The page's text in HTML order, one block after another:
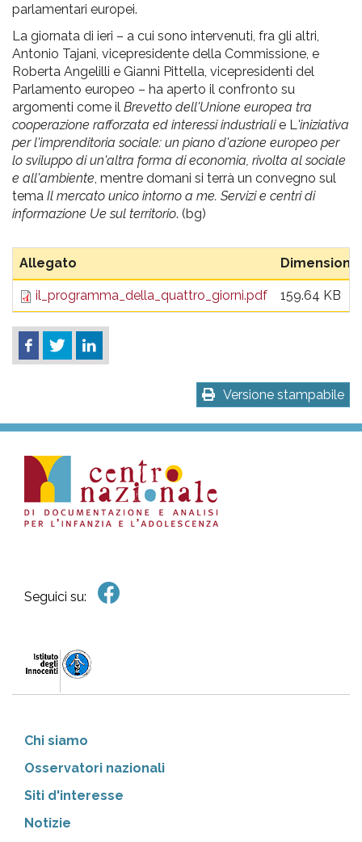
parlamentari europei.
La giornata di ieri – a cui sono intervenuti, fra gli altri,
Antonio Tajani, vicepresidente della Commissione, e
Roberta Angelilli e Gianni Pittella, vicepresidenti del
Parlamento europeo – ha aperto il confronto su
argomenti come il Brevetto dell'Unione europea tra
cooperazione rafforzata ed interessi industrialie L'iniziativa
per l'imprenditoria sociale: un piano d'azione europeo per
lo sviluppo di un'altra forma di economia, rivolta al sociale
e all'ambiente, mentre domani si terrà un convegno sul
tema Il mercato unico intorno a me. Servizi e centri di
informazione Ue sul territorio. (bg)
Allegato Dimensione
il_programma_della_quattro_giorni.pdf 159.64 KB
Versione stampabile
Seguici su:
Chi siamo
Osservatori nazionali
Siti d'interesse
Notizie